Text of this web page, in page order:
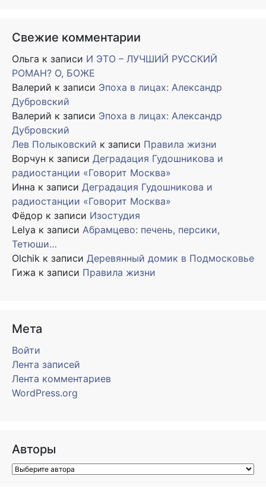
Свежие комментарии
Ольга к записи И ЭТО – ЛУЧШИЙ РУССКИЙ
РОМАН? О, БОЖЕ
Валерий к записи Эпоха в лицах: Александр
Дубровский
Валерий к записи Эпоха в лицах: Александр
Дубровский
Лев Полыковский к записи Правила жизни
Ворчун к записи Деградация Гудошникова и
радиостанции «Говорит Москва»
Инна к записи Деградация Гудошникова и
радиостанции «Говорит Москва»
Фёдор к записи Изостудия
Lelya к записи Абрамцево: печень, персики,
Тетюши…
Olchik к записи Деревянный домик в Подмосковье
Гижа к записи Правила жизни
Мета
Войти
Лента записей
Лента комментариев
WordPress.org
Авторы